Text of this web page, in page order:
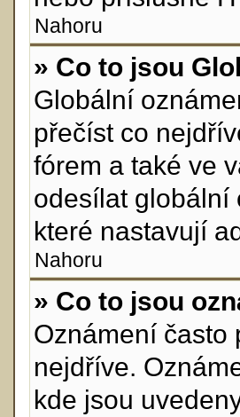
Nahoru
» Co to jsou
Globální
přečíst co
fórem a také ve
odesílat globální
které nastavují
Nahoru
» Co to jsou
Oznámení často
nejdříve.
kde jsou